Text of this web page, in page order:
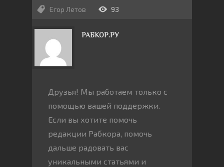
Егор Летов 93
РАБКОР.РУ
Друзья! Мы работаем только с
помощью вашей поддержки.
Если вы хотите помочь
редакции Рабкора, помочь
дальше радовать вас
уникальными статьями и